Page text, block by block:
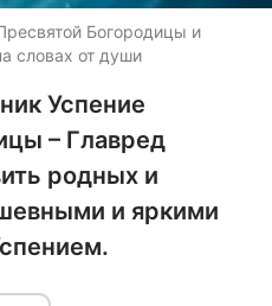
Богородицы и
словах от души
Успение
– Главред
родных и
и яркими